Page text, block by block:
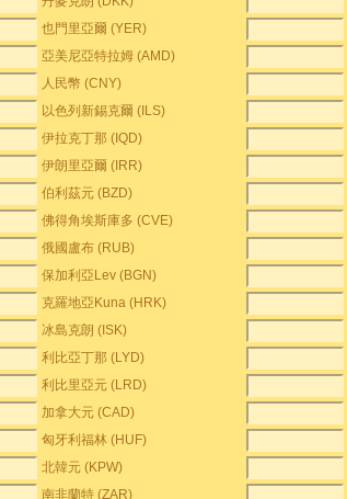
也門里亞爾 (YER)
亞美尼亞特拉姆 (AMD)
人民幣 (CNY)
以色列新錫克爾 (ILS)
伊拉克丁那 (IQD)
伊朗里亞爾 (IRR)
伯利茲元 (BZD)
佛得角埃斯庫多 (CVE)
俄國盧布 (RUB)
保加利亞Lev (BGN)
克羅地亞Kuna (HRK)
冰島克朗 (ISK)
利比亞丁那 (LYD)
利比里亞元 (LRD)
加拿大元 (CAD)
匈牙利福林 (HUF)
北韓元 (KPW)
南非蘭特 (ZAR)